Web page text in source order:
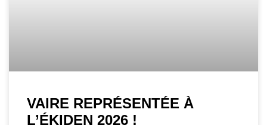
VAIRE REPRÉSENTÉE À
L’ÉKIDEN 2026 !